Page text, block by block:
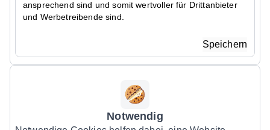
ansprechend sind und somit wertvoller für Drittanbieter
und Werbetreibende sind.
Speichern
Notwendig